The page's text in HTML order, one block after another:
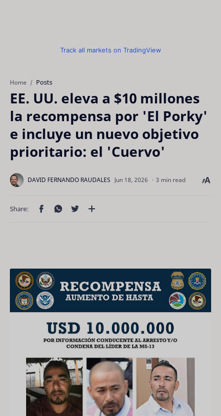
Track all markets on TradingView
Home Posts
EE. UU. eleva a $10 millones
la recompensa por 'El Porky'
e incluye un nuevo objetivo
prioritario: el 'Cuervo'
3 min read